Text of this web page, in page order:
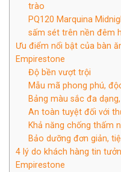
trào
PQ120 Marquina
sấm sét trên nền đêm
Ưu điểm nổi bật của bàn
Empirestone
Độ bền vượt trội
Mẫu mã phong phú,
Bảng màu sắc đa
An toàn tuyệt đối với
Khả năng chống thấm
Bảo dưỡng đơn giản,
4 lý do khách hàng tin
Empirestone